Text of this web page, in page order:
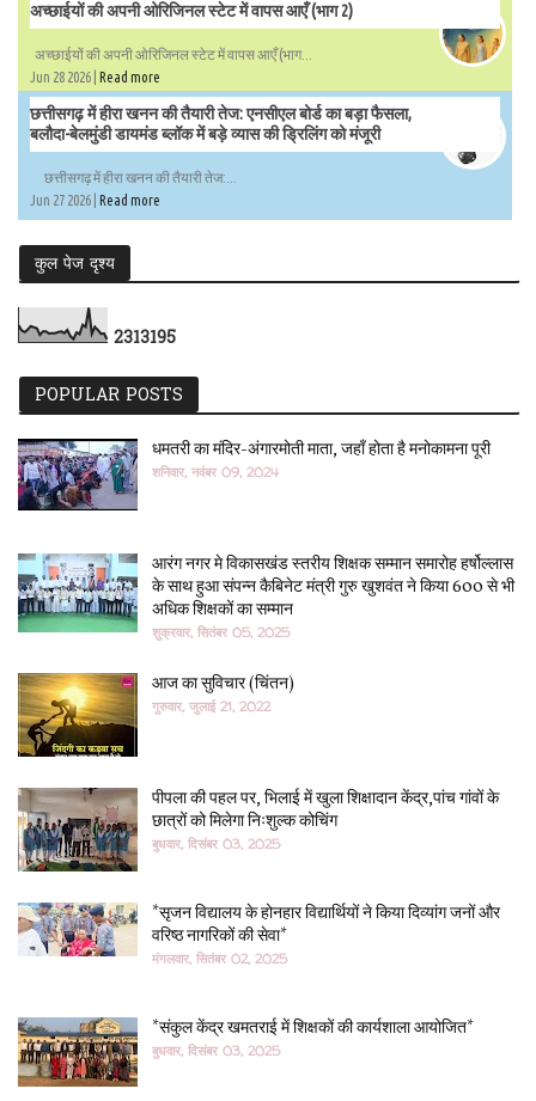
अच्छाईयों की अपनी ओरिजिनल स्टेट में वापस आएँ (भाग 2)
अच्छाईयों की अपनी ओरिजिनल स्टेट में वापस आएँ (भाग...
Jun 28 2026 | Read more
छत्तीसगढ़ में हीरा खनन की तैयारी तेज: एनसीएल बोर्ड का बड़ा फैसला,
बलौदा-बेलमुंडी डायमंड ब्लॉक में बड़े व्यास की ड्रिलिंग को मंजूरी
छत्तीसगढ़ में हीरा खनन की तैयारी तेज:...
Jun 27 2026 | Read more
कुल पेज दृश्य
2313195
POPULAR POSTS
धमतरी का मंदिर-अंगारमोती माता, जहाँ होता है मनोकामना पूरी
शनिवार, नवंबर 09, 2024
आरंग नगर मे विकासखंड स्तरीय शिक्षक सम्मान समारोह हर्षोल्लास
के साथ हुआ संपन्न कैबिनेट मंत्री गुरु खुशवंत ने किया 600 से भी
अधिक शिक्षकों का सम्मान
शुक्रवार, सितंबर 05, 2025
आज का सुविचार (चिंतन)
गुरुवार, जुलाई 21, 2022
पीपला की पहल पर, भिलाई में खुला शिक्षादान केंद्र,पांच गांवों के
छात्रों को मिलेगा निःशुल्क कोचिंग
बुधवार, दिसंबर 03, 2025
*सृजन विद्यालय के होनहार विद्यार्थियों ने किया दिव्यांग जनों और
वरिष्ठ नागरिकों की सेवा*
मंगलवार, सितंबर 02, 2025
*संकुल केंद्र खमतराई में शिक्षकों की कार्यशाला आयोजित*
बुधवार, दिसंबर 03, 2025